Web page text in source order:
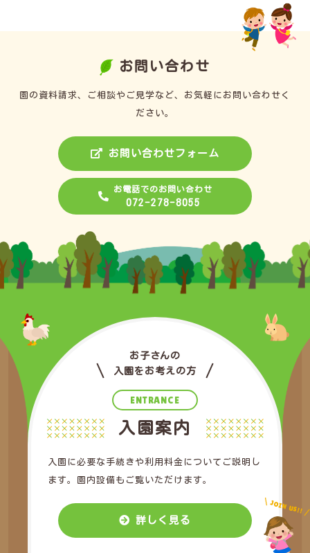
お問い合わせ
園の資料請求、ご相談やご見学など、お気軽にお問い合わせく
ださい。
お問い合わせフォーム
お電話でのお問い合わせ
072-278-8055
お子さんの
入園をお考えの方
ENTRANCE
入園案内
入園に必要な手続きや利用料金についてご説明し
ます。園内設備もご覧いただけます。
詳しく見る
JOIN US!!